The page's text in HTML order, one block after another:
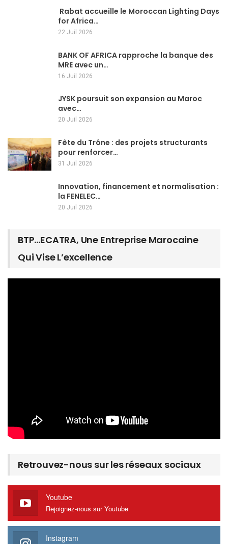
Rabat accueille le Moroccan Lighting Days
for Africa…
22 Juil 2026
BANK OF AFRICA rapproche la banque des
MRE avec un…
16 Juil 2026
JYSK poursuit son expansion au Maroc
avec…
20 Juil 2026
Fête du Trône : des projets structurants
pour renforcer…
31 Juil 2026
Innovation, financement et normalisation :
la FENELEC…
20 Juil 2026
BTP…ECATRA, Une Entreprise Marocaine
Qui Vise L’excellence
Retrouvez-nous sur les réseaux sociaux
Youtube
Rejoignez-nous sur Youtube
Instagram